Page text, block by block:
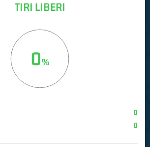
TIRI LIBERI
0
0
0